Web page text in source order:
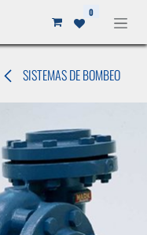
0
SISTEMAS DE BOMBEO